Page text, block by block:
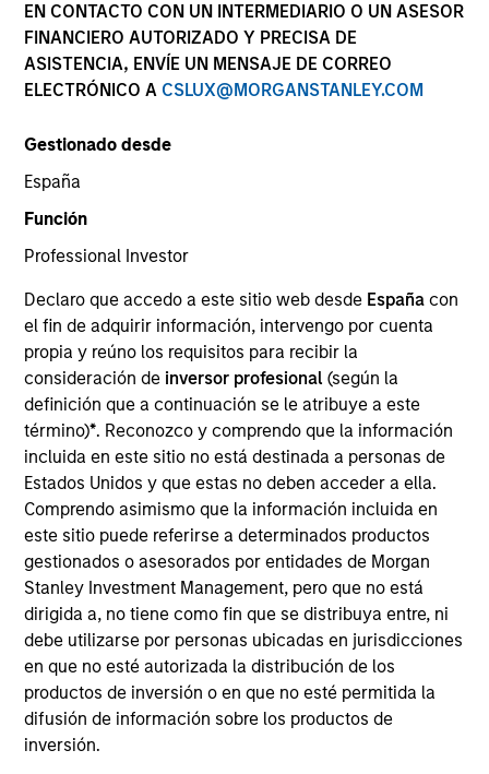
EN CONTACTO CON UN INTERMEDIARIO O UN ASESOR
FINANCIERO AUTORIZADO Y PRECISA DE
ASISTENCIA, ENVÍE UN MENSAJE DE CORREO
ELECTRÓNICO A CSLUX@MORGANSTANLEY.COM
Gestionado desde
España
Función
Professional Investor
Declaro que accedo a este sitio web desde España con
el fin de adquirir información, intervengo por cuenta
propia y reúno los requisitos para recibir la
consideración de inversor profesional(según la
definición que a continuación se le atribuye a este
término)*. Reconozco y comprendo que la información
incluida en este sitio no está destinada a personas de
Estados Unidos y que estas no deben acceder a ella.
Comprendo asimismo que la información incluida en
este sitio puede referirse a determinados productos
gestionados o asesorados por entidades de Morgan
Stanley Investment Management, pero que no está
dirigida a, no tiene como fin que se distribuya entre, ni
debe utilizarse por personas ubicadas en jurisdicciones
en que no esté autorizada la distribución de los
productos de inversión o en que no esté permitida la
difusión de información sobre los productos de
inversión.
YEARS OF INDUSTRY EXPERIENCE
EQUIPO
Counterpoint Global
Thomas Kamei is an investor for Counterpoint
Global. He joined Morgan Stanley in 2012 and has
14 years of investment experience. Thomas leads
the Tailwinds Strategy and Sustainability Research
for Counterpoint Global. He was a Fellow at The
Aspen Institute in 2015 and was previously at
Kleiner Perkins Caufield & Byers where he analyzed
late stage private technology businesses for the
Green Technology Growth Fund. Thomas received a
B.S. in architectural studies from the University of
Southern California.